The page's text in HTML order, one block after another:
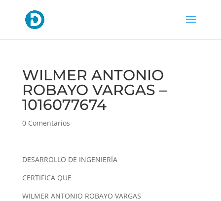
WILMER ANTONIO
ROBAYO VARGAS –
1016077674
0 Comentarios
DESARROLLO DE INGENIERÍA
CERTIFICA QUE
WILMER ANTONIO ROBAYO VARGAS